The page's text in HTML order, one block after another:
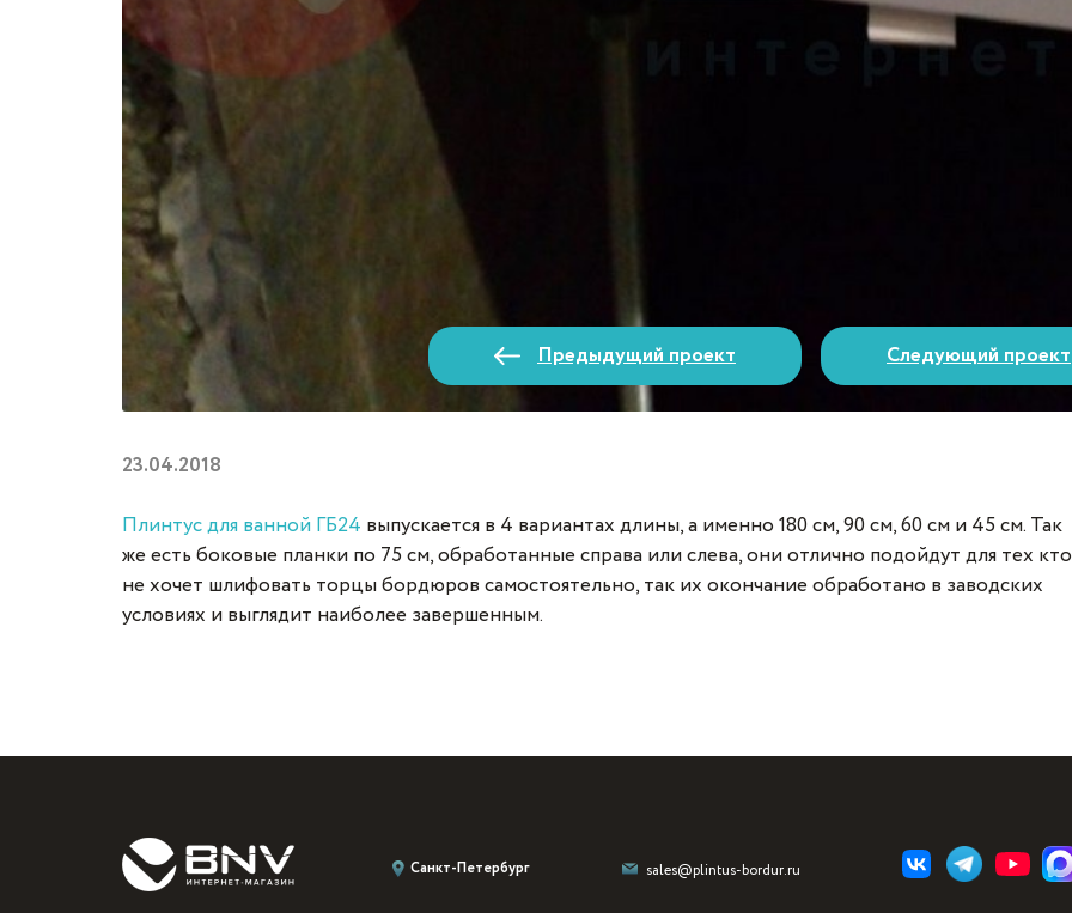
Предыдущий проект Следующий проект
23.04.2018
Плинтус для ванной ГБ24 выпускается в 4 вариантах длины, а именно 180 см, 90 см, 60 см и 45 см. Так
же есть боковые планки по 75 см, обработанные справа или слева, они отлично подойдут для тех кто
не хочет шлифовать торцы бордюров самостоятельно, так их окончание обработано в заводских
условиях и выглядит наиболее завершенным.
Санкт-Петербург sales@plintus-bordur.ru